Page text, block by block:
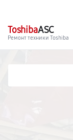
ToshibaASC
Ремонт техники Toshiba